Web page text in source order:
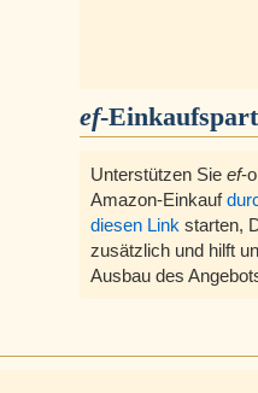
ef-
Unterstützen Sie ef-
Amazon-Einkauf
diesen Link starten,
zusätzlich und hilft
Ausbau des